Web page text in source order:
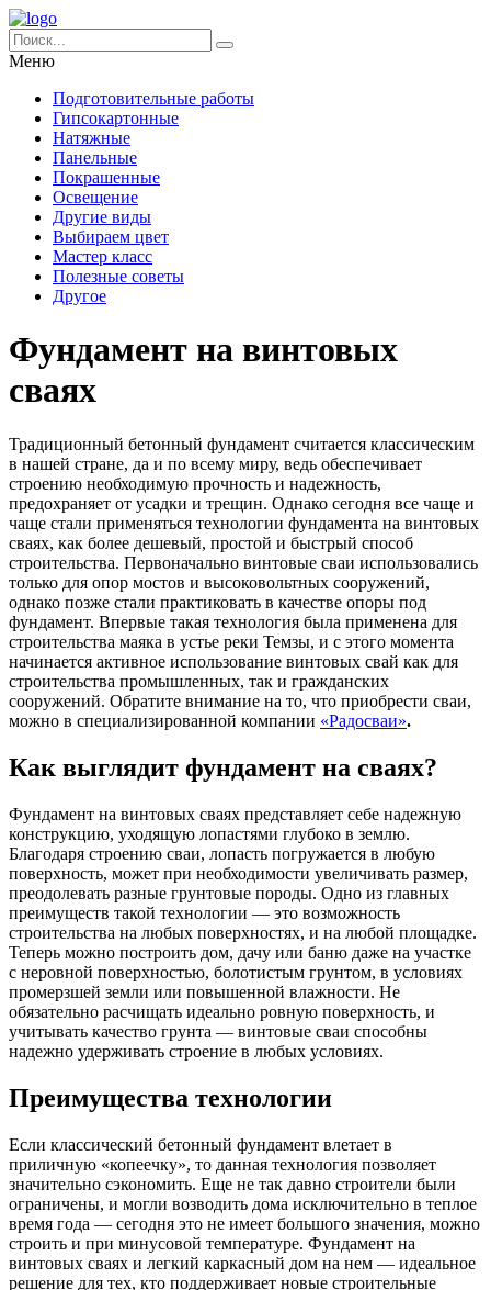
Меню
Подготовительные работы
Гипсокартонные
Натяжные
Панельные
Покрашенные
Освещение
Другие виды
Выбираем цвет
Мастер класс
Полезные советы
Другое
Фундамент на винтовых
сваях
Традиционный бетонный фундамент считается классическим
в нашей стране, да и по всему миру, ведь обеспечивает
строению необходимую прочность и надежность,
предохраняет от усадки и трещин. Однако сегодня все чаще и
чаще стали применяться технологии фундамента на винтовых
сваях, как более дешевый, простой и быстрый способ
строительства. Первоначально винтовые сваи использовались
только для опор мостов и высоковольтных сооружений,
однако позже стали практиковать в качестве опоры под
фундамент. Впервые такая технология была применена для
строительства маяка в устье реки Темзы, и с этого момента
начинается активное использование винтовых свай как для
строительства промышленных, так и гражданских
сооружений. Обратите внимание на то, что приобрести сваи,
можно в специализированной компании «Радосваи».
Как выглядит фундамент на сваях?
Фундамент на винтовых сваях представляет себе надежную
конструкцию, уходящую лопастями глубоко в землю.
Благодаря строению сваи, лопасть погружается в любую
поверхность, может при необходимости увеличивать размер,
преодолевать разные грунтовые породы. Одно из главных
преимуществ такой технологии — это возможность
строительства на любых поверхностях, и на любой площадке.
Теперь можно построить дом, дачу или баню даже на участке
с неровной поверхностью, болотистым грунтом, в условиях
промерзшей земли или повышенной влажности. Не
обязательно расчищать идеально ровную поверхность, и
учитывать качество грунта — винтовые сваи способны
надежно удерживать строение в любых условиях.
Преимущества технологии
Если классический бетонный фундамент влетает в
приличную «копеечку», то данная технология позволяет
значительно сэкономить. Еще не так давно строители были
ограничены, и могли возводить дома исключительно в теплое
время года — сегодня это не имеет большого значения, можно
строить и при минусовой температуре. Фундамент на
винтовых сваях и легкий каркасный дом на нем — идеальное
решение для тех, кто поддерживает новые строительные